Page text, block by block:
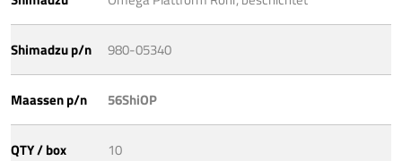
Shimadzu p/n 980-05340
Maassen p/n 56ShiOP
QTY / box 10